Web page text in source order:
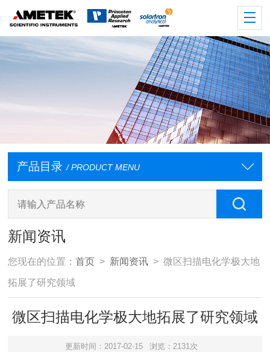
产品目录 / PRODUCT MENU
新闻资讯
您现在的位置：首页 > 新闻资讯 > 微区扫描电化学极大地
拓展了研究领域
微区扫描电化学极大地拓展了研究领域
更新时间：2017-02-15 浏览：2131次